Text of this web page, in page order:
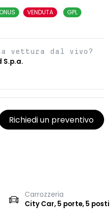
VENDUTA
GPL
vettura dal vivo?
S.p.a.
Richiedi un preventivo
Carrozzeria
City Car, 5 porte, 5 posti